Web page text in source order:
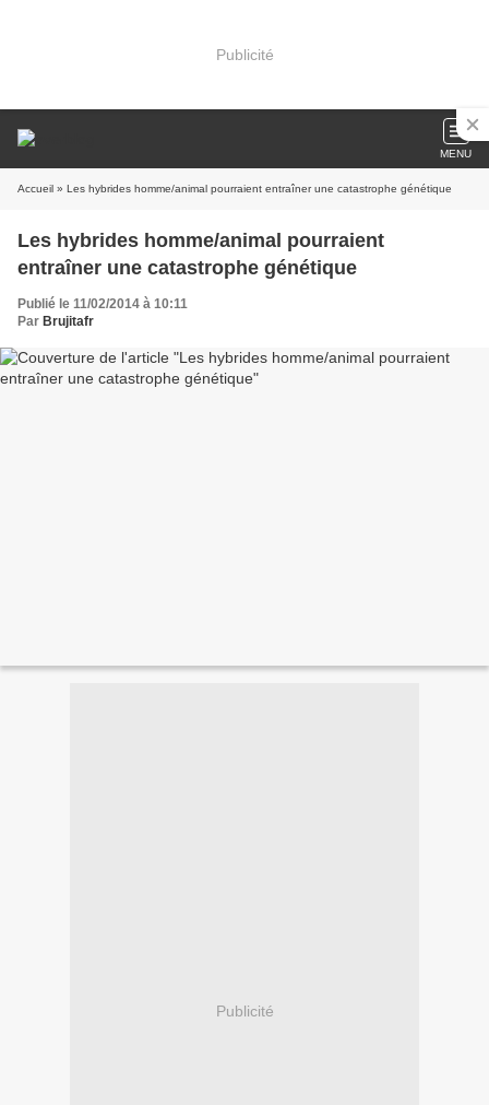
Publicité
MENU
Accueil » Les hybrides homme/animal pourraient entraîner une catastrophe génétique
Les hybrides homme/animal pourraient
entraîner une catastrophe génétique
Publié le 11/02/2014 à 10:11
Par Brujitafr
Publicité